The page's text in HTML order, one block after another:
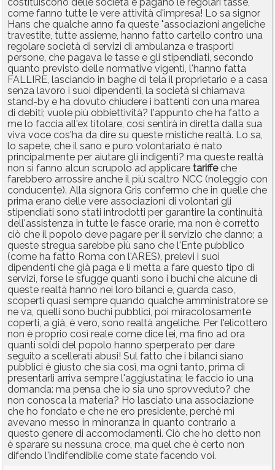
costituiscono delle società e pagano le regolari tasse,
come fanno tutte le vere attività d'impresa! Lo sa signor
Hans che qualche anno fa queste "associazioni angeliche
travestite, tutte assieme, hanno fatto cartello contro una
regolare società di servizi di ambulanza e trasporti
persone, che pagava le tasse e gli stipendiati, secondo
quanto previsto delle normative vigenti, l'hanno fatta
FALLIRE, lasciando in baghe di tela il proprietario e a casa
senza lavoro i suoi dipendenti, la società si chiamava
stand-by e ha dovuto chiudere i battenti con una marea
di debiti; vuole più obbiettività? l'appunto che ha fatto a
me lo faccia all'ex titolare, così sentirà in diretta dalla sua
viva voce cos'ha da dire su queste mistiche realtà. Lo sa,
lo sapete, che il sano e puro volontariato è nato
principalmente per aiutare gli indigenti? ma queste realtà
non si fanno alcun scrupolo ad applicare tariffeche
farebbero arrossire anche il più scaltro NCC (noleggio con
conducente). Alla signora Gris confermo che in quelle che
prima erano delle vere associazioni di volontari gli
stipendiati sono stati introdotti per garantire la continuità
dell'assistenza in tutte le fasce orarie, ma non è corretto
ciò che il popolo deve pagare per il servizio che danno; a
queste stregua sarebbe più sano che l'Ente pubblico
(come ha fatto Roma con l'ARES), prelevi i suoi
dipendenti che già paga e li metta a fare questo tipo di
servizi, forse le sfugge quanti sono i buchi che alcune di
queste realtà hanno nei loro bilanci e, guarda caso,
scoperti quasi sempre quando qualche amministratore se
ne va, quelli sono buchi pubblici, poi miracolosamente
coperti, a già, è vero, sono realtà angeliche. Per l'elicottero
non è proprio così reale come dice lei, ma fino ad ora
quanti soldi del popolo hanno sperperato per dare
seguito a scellerati abusi! Sul fatto che i bilanci siano
pubblici è giusto che sia così, ma ogni tanto, prima di
presentarli arriva sempre l'aggiustatina; le faccio io una
domanda: ma pensa che io sia uno sprovveduto? che
non conosca la materia? Ho lasciato una associazione
che ho fondato e che ne ero presidente, perchè mi
avevano messo in minoranza in quanto contrario a
questo genere di accomodamenti. Ciò che ho detto non
è sparare su nessuna croce, ma quel che è certo non
difendo l'indifendibile come state facendo voi.